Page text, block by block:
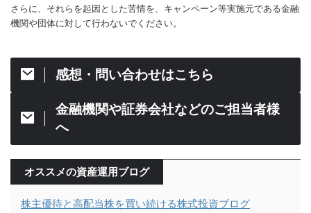
さらに、それらを起因とした苦情を、キャンペーン等実施元である金融
機関や団体に対して行わないでください。
感想・問い合わせはこちら
金融機関や証券会社などのご担当者様
へ
オススメの資産運用ブログ
株主優待と高配当株を買い続ける株式投資ブログ